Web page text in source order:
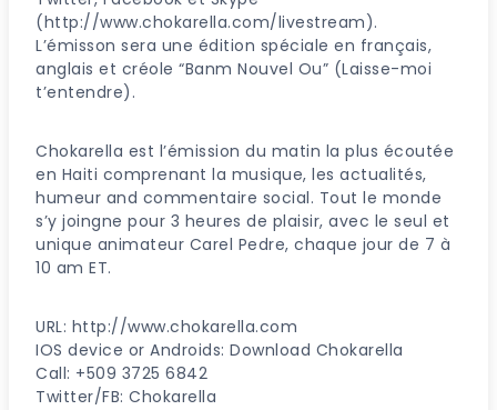
(http://www.chokarella.com/livestream).
L’émisson sera une édition spéciale en français,
anglais et créole “Banm Nouvel Ou” (Laisse-moi
t’entendre).
Chokarella est l’émission du matin la plus écoutée
en Haiti comprenant la musique, les actualités,
humeur and commentaire social. Tout le monde
s’y joingne pour 3 heures de plaisir, avec le seul et
unique animateur Carel Pedre, chaque jour de 7 à
10 am ET.
URL: http://www.chokarella.com
IOS device or Androids: Download Chokarella
Call: +509 3725 6842
Twitter/FB: Chokarella